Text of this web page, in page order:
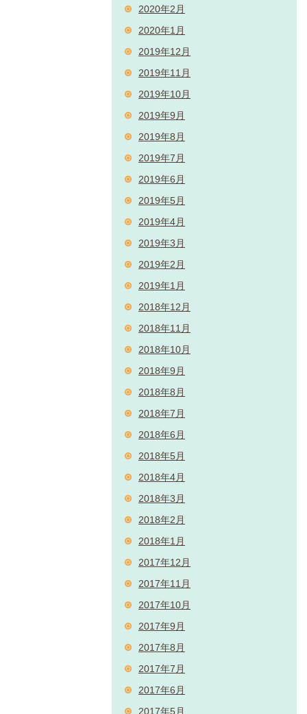
2020年2月
2020年1月
2019年12月
2019年11月
2019年10月
2019年9月
2019年8月
2019年7月
2019年6月
2019年5月
2019年4月
2019年3月
2019年2月
2019年1月
2018年12月
2018年11月
2018年10月
2018年9月
2018年8月
2018年7月
2018年6月
2018年5月
2018年4月
2018年3月
2018年2月
2018年1月
2017年12月
2017年11月
2017年10月
2017年9月
2017年8月
2017年7月
2017年6月
2017年5月